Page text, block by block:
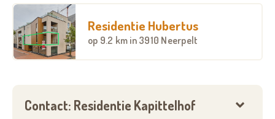
Voor verdere inlichtingen of een inschrijving, kan u
een afspraak maken met Anne Vanderhoydonks, via
het telefoonnummer: 011 39 71 13 of via e-mail:
Residentie Hubertus
op 9.2 km in 3910 Neerpelt
Contact: Residentie Kapittelhof